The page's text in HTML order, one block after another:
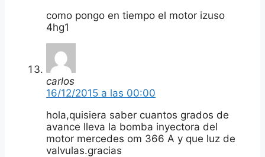
como pongo en tiempo el motor izuso
4hg1
carlos
16/12/2015 a las 00:00
hola,quisiera saber cuantos grados de
avance lleva la bomba inyectora del
motor mercedes om 366 A y que luz de
valvulas.gracias